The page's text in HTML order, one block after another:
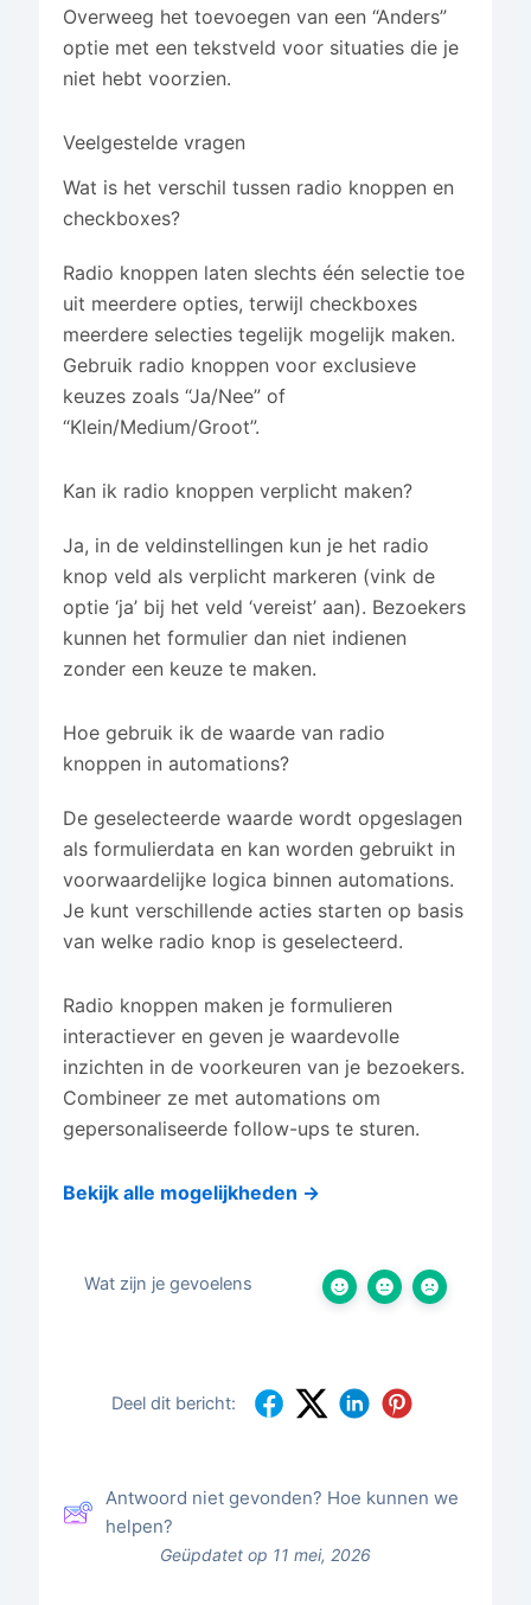
Overweeg het toevoegen van een “Anders”
optie met een tekstveld voor situaties die je
niet hebt voorzien.
Veelgestelde vragen
Wat is het verschil tussen radio knoppen en
checkboxes?
Radio knoppen laten slechts één selectie toe
uit meerdere opties, terwijl checkboxes
meerdere selecties tegelijk mogelijk maken.
Gebruik radio knoppen voor exclusieve
keuzes zoals “Ja/Nee” of
“Klein/Medium/Groot”.
Kan ik radio knoppen verplicht maken?
Ja, in de veldinstellingen kun je het radio
knop veld als verplicht markeren (vink de
optie ‘ja’ bij het veld ‘vereist’ aan). Bezoekers
kunnen het formulier dan niet indienen
zonder een keuze te maken.
Hoe gebruik ik de waarde van radio
knoppen in automations?
De geselecteerde waarde wordt opgeslagen
als formulierdata en kan worden gebruikt in
voorwaardelijke logica binnen automations.
Je kunt verschillende acties starten op basis
van welke radio knop is geselecteerd.
Radio knoppen maken je formulieren
interactiever en geven je waardevolle
inzichten in de voorkeuren van je bezoekers.
Combineer ze met automations om
gepersonaliseerde follow-ups te sturen.
Bekijk alle mogelijkheden →
Wat zijn je gevoelens
Deel dit bericht:
Antwoord niet gevonden? Hoe kunnen we
helpen?
Geüpdatet op 11 mei, 2026